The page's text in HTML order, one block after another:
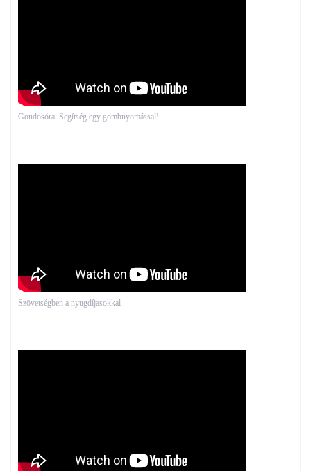
Gondosóra: Segítség egy gombnyomással!
Szövetségben a nyugdíjasokkal